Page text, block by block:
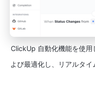
ClickUp 自動化機能を使用
よび最適化し、リアルタ